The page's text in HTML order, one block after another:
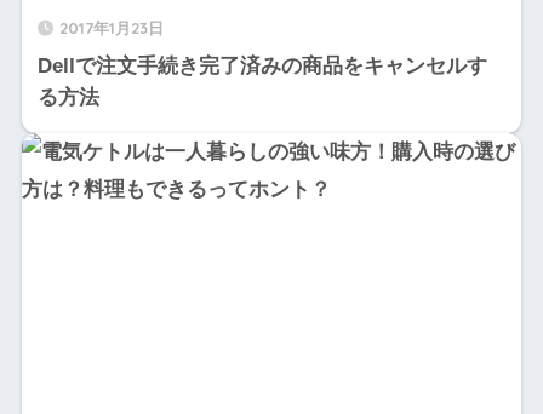
2017年1月23日
Dellで注文手続き完了済みの商品をキャンセルす
る方法